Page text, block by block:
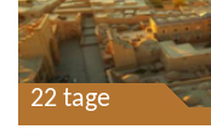
22 tage